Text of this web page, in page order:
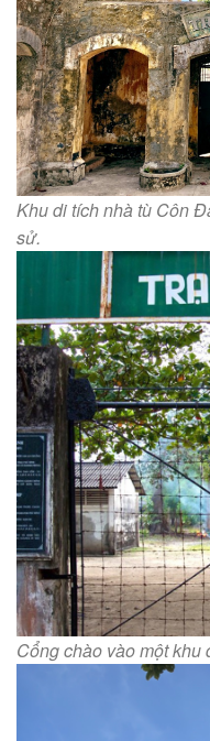
Khu di tích nhà tù Côn
sử.
Cổng chào vào một